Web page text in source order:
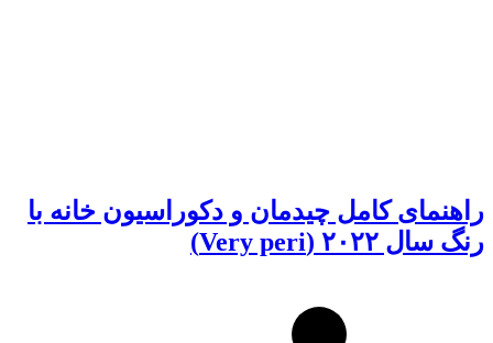
راهنمای کامل چیدمان و دکوراسیون خانه با
رنگ سال ۲۰۲۲ (Very peri)